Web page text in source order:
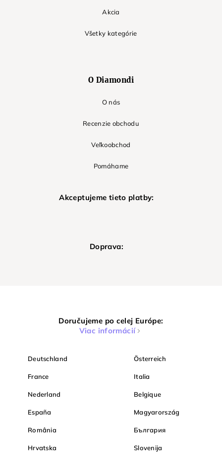
Akcia
Všetky kategórie
O Diamondi
O nás
Recenzie obchodu
Veľkoobchod
Pomáhame
Akceptujeme tieto platby:
Doprava:
Doručujeme po celej Európe:
Viac informácií
Deutschland Österreich
France Italia
Nederland Belgique
España Magyarország
România България
Hrvatska Slovenija